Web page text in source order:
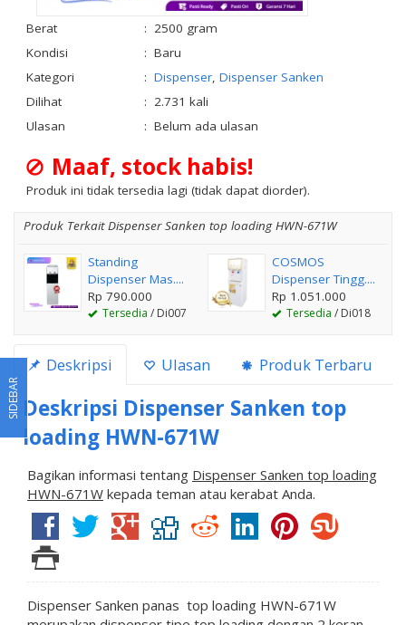
Berat : 2500 gram
Kondisi
: Baru
Kategori
: Dispenser Dispenser Sanken
Dilihat
: 2.731 kali
Ulasan
: Belum ada ulasan
Maaf, stock habis!
Produk ini tidak tersedia lagi (tidak dapat diorder).
Produk Terkait Dispenser Sanken top loading HWN-671W
Standing
Dispenser Mas....
Rp 790.000
Tersedia / Di007
COSMOS
Dispenser Tingg....
Rp 1.051.000
Tersedia / Di018
Deskripsi Ulasan Produk Terbaru
Deskripsi Dispenser Sanken top
loading HWN-671W
Bagikan informasi tentang Dispenser Sanken top loading
HWN-671W kepada teman atau kerabat Anda.
Dispenser Sanken panas top loading HWN-671W
SIDEBAR